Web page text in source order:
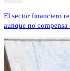
El sector financiero
aunque no